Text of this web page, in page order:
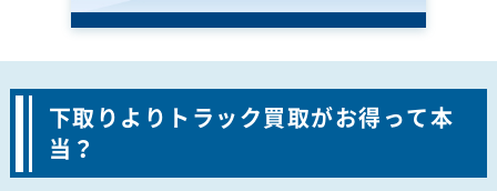
下取りよりトラック買取がお得って本
当？